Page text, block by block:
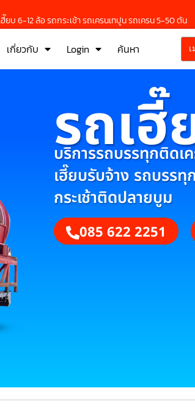
บ 6-12 ล้อ รถกระเช้า รถเครนเทปูน รถเครน 5-50 ตัน
เกี่ยวกับ Login ค้นหา
รถเฮี๊
บริการรถบรรทุกติดเ
เฮี๊ยบรับจ้าง รถบรรทุ
กระเช้าติดปลายบูม
085 622 2251